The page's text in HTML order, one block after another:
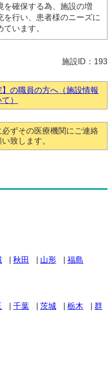
を確保する為、施設の増
を行い、患者様のニーズに
います。
施設ID：193
の職員の方へ（施設情報
）
ずその医療機関にご連絡
致します。
秋田 山形 福島
千葉 茨城 栃木 群